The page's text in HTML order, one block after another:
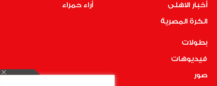
أخبار الاهلى
الكرة المصرية
أراء حمراء
بطولات
فيديوهات
صور